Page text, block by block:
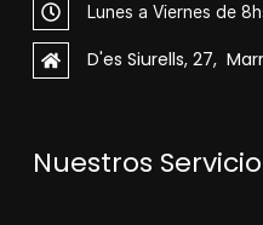
Lunes a Viernes de
D'es Siurells, 27,
Nuestros